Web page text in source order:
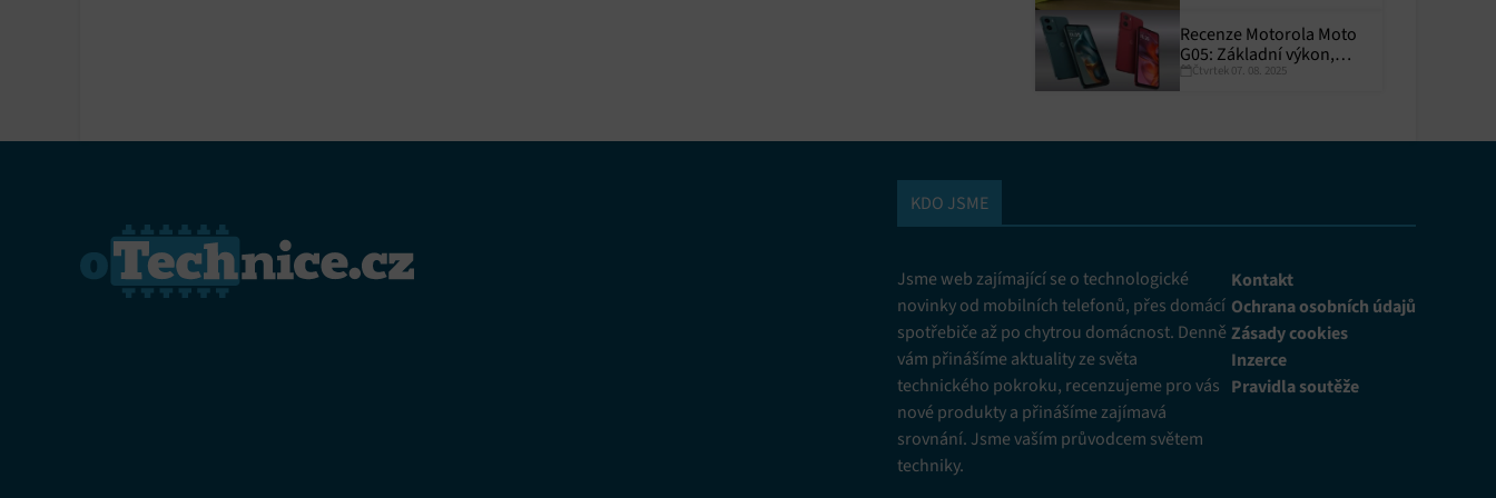
Recenze Motorola Moto
G05: Základní výkon,
skvělá výdrž
Čtvrtek 07. 08. 2025
KDO JSME
Jsme web zajímající se o technologické
novinky od mobilních telefonů, přes domácí
spotřebiče až po chytrou domácnost. Denně
vám přinášíme aktuality ze světa
technického pokroku, recenzujeme pro vás
nové produkty a přinášíme zajímavá
srovnání. Jsme vaším průvodcem světem
techniky.
Kontakt
Ochrana osobních údajů
Zásady cookies
Inzerce
Pravidla soutěže